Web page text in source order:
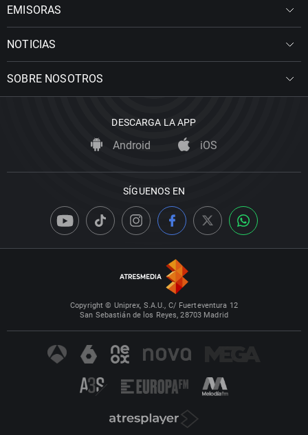
EMISORAS
NOTICIAS
SOBRE NOSOTROS
DESCARGA LA APP
Android iOS
SÍGUENOS EN
Copyright © Uniprex, S.A.U., C/ Fuerteventura 12
San Sebastián de los Reyes, 28703 Madrid